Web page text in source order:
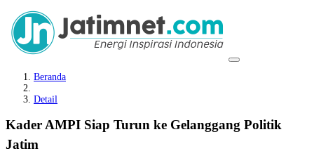
Beranda
Detail
Kader AMPI Siap Turun ke Gelanggang Politik
Jatim